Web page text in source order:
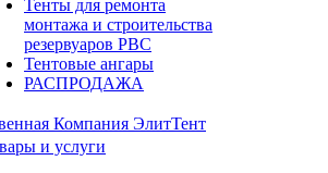
Тенты для ремонта
монтажа и строительства
резервуаров РВС
Тентовые ангары
РАСПРОДАЖА
и услуги